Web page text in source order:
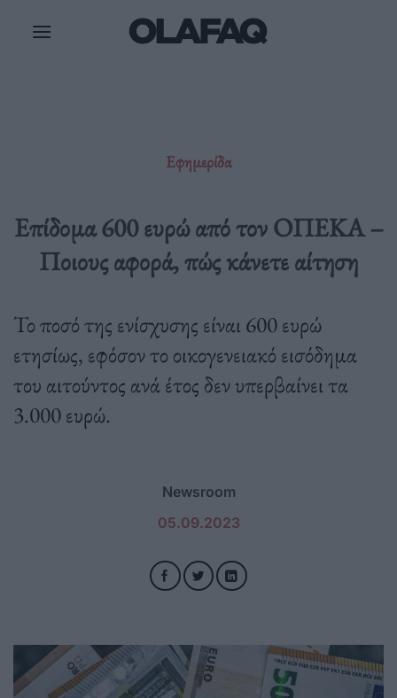
Εφημερίδα
Επίδομα 600 ευρώ από τον ΟΠΕΚΑ –
Ποιους αφορά, πώς κάνετε αίτηση
Το ποσό της ενίσχυσης είναι 600 ευρώ
ετησίως, εφόσον το οικογενειακό εισόδημα
του αιτούντος ανά έτος δεν υπερβαίνει τα
3.000 ευρώ.
Newsroom
05.09.2023